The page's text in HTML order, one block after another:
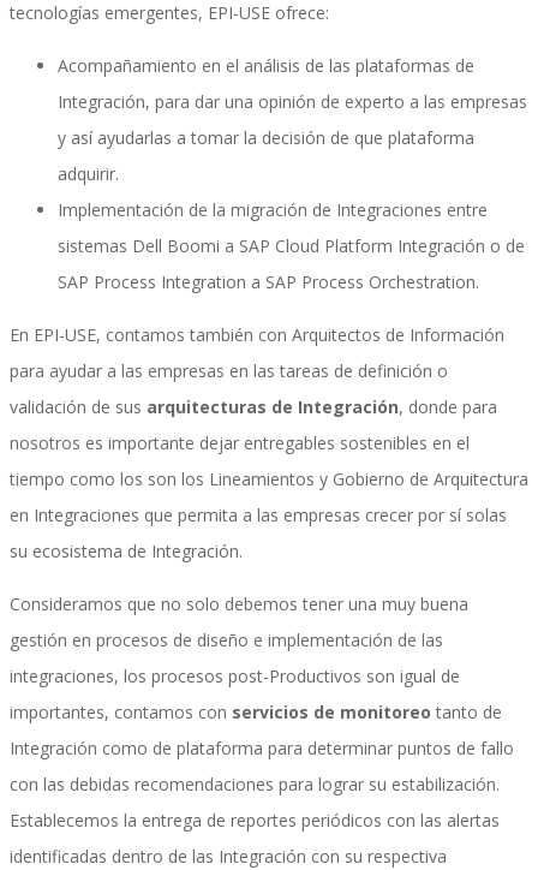
SAP SuccessFactors Employee Central
Learning and Development
Performance and Goals
Recruiting and Onboarding
tecnologías emergentes, EPI-USE ofrece:
Acompañamiento en el análisis de las plataformas de
Integración, para dar una opinión de experto a las empresas
y así ayudarlas a tomar la decisión de que plataforma
adquirir.
Implementación de la migración de Integraciones entre
sistemas Dell Boomi a SAP Cloud Platform Integración o de
SAP Process Integration a SAP Process Orchestration.
En EPI-USE, contamos también con Arquitectos de Información
para ayudar a las empresas en las tareas de definición o
validación de sus arquitecturas de Integración, donde para
nosotros es importante dejar entregables sostenibles en el
tiempo como los son los Lineamientos y Gobierno de Arquitectura
en Integraciones que permita a las empresas crecer por sí solas
su ecosistema de Integración.
Consideramos que no solo debemos tener una muy buena
gestión en procesos de diseño e implementación de las
integraciones, los procesos post-Productivos son igual de
importantes, contamos con servicios de monitoreo tanto de
Integración como de plataforma para determinar puntos de fallo
con las debidas recomendaciones para lograr su estabilización.
Establecemos la entrega de reportes periódicos con las alertas
identificadas dentro de las Integración con su respectiva